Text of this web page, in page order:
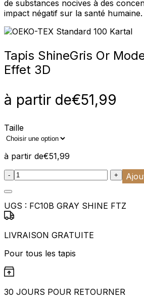
de substances nocives à des
impact négatif sur la santé humaine.
Tapis ShineGris Or
Effet 3D
à partir de€51,99
Taille
à partir de€51,99
:product_name quantity
- +
UGS : FC10B GRAY SHINE FTZ
LIVRAISON GRATUITE
Pour tous les tapis
30 JOURS POUR RETOURNER